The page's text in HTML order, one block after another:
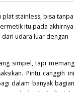
stainless, bisa tanpa
itu pada akhirnya
udara luar dengan
simpel, tapi memang
Pintu canggih ini
dalam banyak bagian